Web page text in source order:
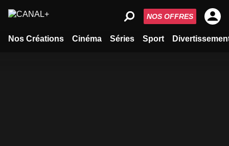
Nos Créations Cinéma Séries Sport
NOS OFFRES